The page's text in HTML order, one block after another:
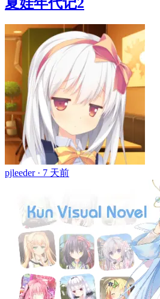
pjleeder · 7 天前